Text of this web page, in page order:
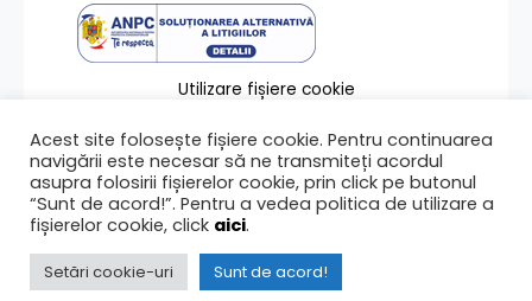
Utilizare fișiere cookie
Contact
Ultima modificare a paginii 16/06/2026
Acest site folosește fișiere cookie. Pentru continuarea
navigării este necesar să ne transmiteți acordul
asupra folosirii fișierelor cookie, prin click pe butonul
“Sunt de acord!”. Pentru a vedea politica de utilizare a
fișierelor cookie, click aici.
Setări cookie-uri Sunt de acord!